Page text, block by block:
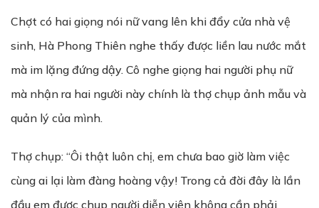
Chợt có hai giọng nói nữ vang lên khi đẩy cửa nhà vệ
sinh, Hà Phong Thiên nghe thấy được liền lau nước mắt
mà im lặng đứng dậy. Cô nghe giọng hai người phụ nữ
mà nhận ra hai người này chính là thợ chụp ảnh mẫu và
quản lý của mình.
Thợ chụp: “Ôi thật luôn chị, em chưa bao giờ làm việc
cùng ai lại làm đàng hoàng vậy! Trong cả đời đây là lần
đầu em được chụp người diễn viên không cần phải